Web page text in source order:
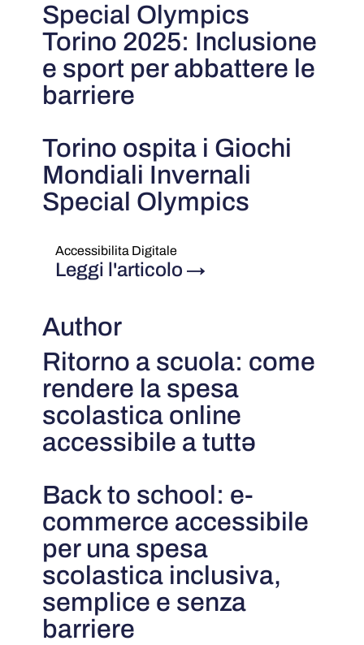
Special Olympics
Torino 2025: Inclusione
e sport per abbattere le
barriere
Torino ospita i Giochi
Mondiali Invernali
Special Olympics
Accessibilita Digitale
Leggi l'articolo →
Author
Ritorno a scuola: come
rendere la spesa
scolastica online
accessibile a tuttə
Back to school: e-
commerce accessibile
per una spesa
scolastica inclusiva,
semplice e senza
barriere